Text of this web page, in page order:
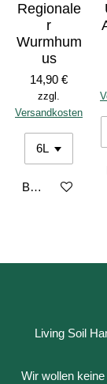
Regionale
r
Wurmhum
us
14,90 €
zzgl.
Versandkosten
Bei
Living Soil
Wir wollen